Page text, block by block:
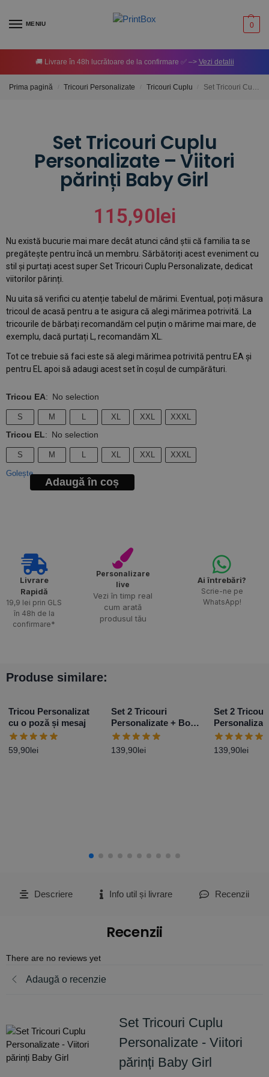
MENIU 0
🚚 Livrare în 48h lucrătoare de la confirmare ✅ –> Vezi detalii
Prima pagină Tricouri Personalizate Tricouri Cuplu Set Tricouri Cuplu Personalizate – Viitori părinți Baby Girl
Set Tricouri Cuplu
Personalizate – Viitori
părinți Baby Girl
115,90lei
Nu există bucurie mai mare decât atunci când știi că familia ta se
pregătește pentru încă un membru. Sărbătoriți acest eveniment cu
stil și purtați acest super Set Tricouri Cuplu Personalizate, dedicat
viitorilor părinți.
Nu uita să verifici cu atenție tabelul de mărimi. Eventual, poți măsura
tricoul de acasă pentru a te asigura că alegi mărimea potrivită. La
tricourile de bărbați recomandăm cel puțin o mărime mai mare, de
exemplu, dacă purtați L, recomandăm XL.
Tot ce trebuie să faci este să alegi mărimea potrivită pentru EA și
pentru EL apoi să adaugi acest set în coșul de cumpărături.
Tricou EA: No selection
S M L XL XXL XXXL
Tricou EL: No selection
S M L XL XXL XXXL
Golește
Adaugă în coș
Livrare
Rapidă​
19,9 lei prin GLS
în 48h de la
confirmare*
Personalizare
live
Vezi în timp real
cum arată
produsul tău
Ai întrebări?
Scrie-ne pe
WhatsApp!
Produse similare:
Tricou Personalizat
cu o poză și mesaj
59,90lei
Set 2 Tricouri
Personalizate + Body
– Primul Paște Baby
Girl
139,90lei
Set 2
– Primul
Boy
139,90lei
Descriere Info util și livrare Recenzii
Recenzii
There are no reviews yet
Adaugă o recenzie
Set Tricouri Cuplu
Personalizate - Viitori
părinți Baby Girl